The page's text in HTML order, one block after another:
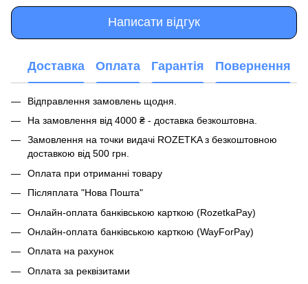
Написати відгук
Доставка Оплата Гарантія Повернення
Відправлення замовлень щодня.
На замовлення від 4000 ₴ - доставка безкоштовна.
Замовлення на точки видачі ROZETKA з безкоштовною
доставкою від 500 грн.
Оплата при отриманні товару
Післяплата "Нова Пошта"
Онлайн-оплата банківською карткою (RozetkaPay)
Онлайн-оплата банківською карткою (WayForPay)
Оплата на рахунок
Оплата за реквізитами